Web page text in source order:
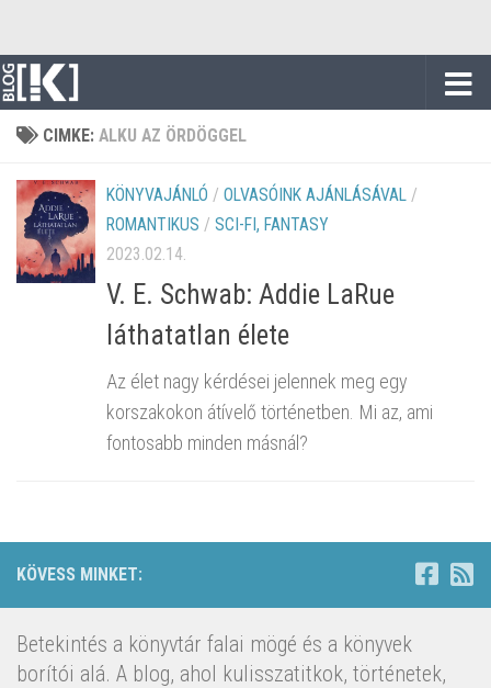
CIMKE: ALKU AZ ÖRDÖGGEL
KÖNYVAJÁNLÓ / OLVASÓINK AJÁNLÁSÁVAL /
ROMANTIKUS / SCI-FI, FANTASY
2023.02.14.
V. E. Schwab: Addie LaRue
láthatatlan élete
Az élet nagy kérdései jelennek meg egy
korszakokon átívelő történetben. Mi az, ami
fontosabb minden másnál?
KÖVESS MINKET:
Betekintés a könyvtár falai mögé és a könyvek
borítói alá. A blog, ahol kulisszatitkok, történetek,